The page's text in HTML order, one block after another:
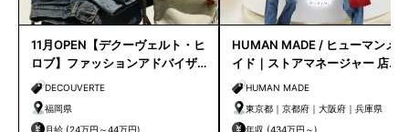
11月OPEN【デクーヴェルト・ヒ
ロブ】ファッションアドバイザ
ー｜天神店
DECOUVERTE
福岡県
月給 (24万円～44万円)
HUMAN MADE / ヒューマンメ
イド｜ストアマネージャー 店長
候補HUMAN MADE
東京都｜京都府｜大阪府｜兵庫県
年収 (434万円～)